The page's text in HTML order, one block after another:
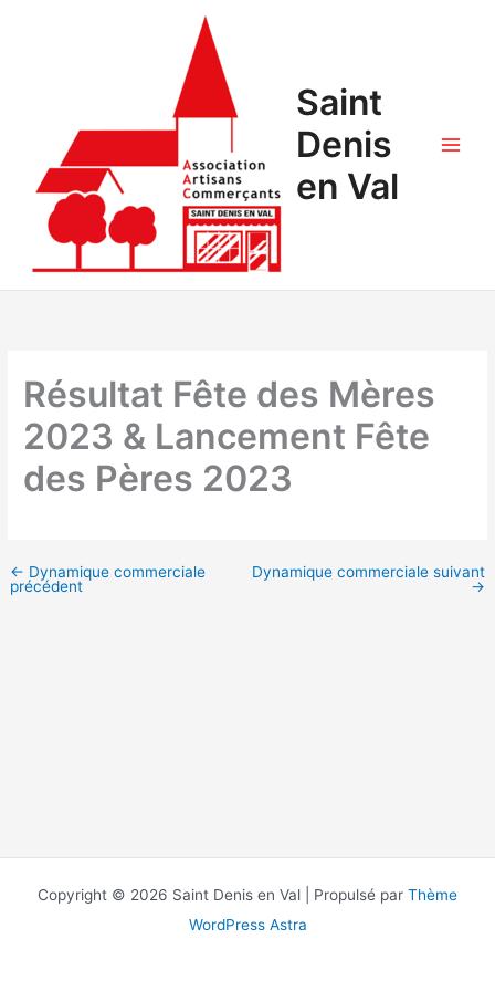
Saint
Denis
en Val
Résultat Fête des Mères
2023 & Lancement Fête
des Pères 2023
← Dynamique commerciale
précédent
Dynamique commerciale suivant
→
Copyright © 2026 Saint Denis en Val | Propulsé par Thème
WordPress Astra